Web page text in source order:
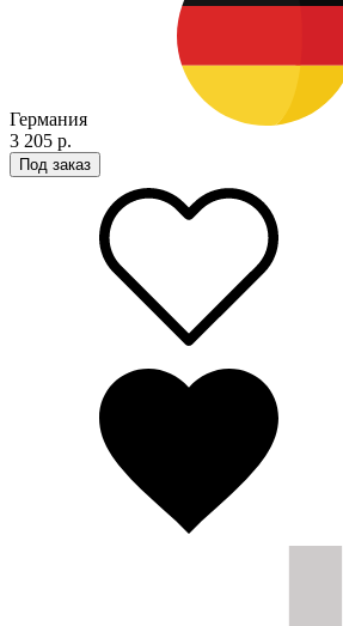
Германия
3 205 р.
Под заказ